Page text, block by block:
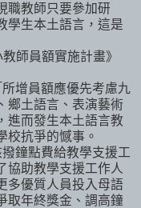
職教師只要參加研
學生本土語言，這是
師員額實施計畫》
增員額應優先考慮九
鄉土語言、表演藝術
進而發生本土語言教
校抗爭的憾事。
鐘點費給教學支援工
協助教學支援工作人
多優質人員投入母語
取年終獎金、調高鐘